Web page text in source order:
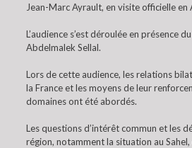
Jean-Marc Ayrault, en visite officielle en
L’audience s’est déroulée en présence
Abdelmalek Sellal.
Lors de cette audience, les relations
la France et les moyens de leur
domaines ont été abordés.
Les questions d’intérêt commun et les
région, notamment la situation au